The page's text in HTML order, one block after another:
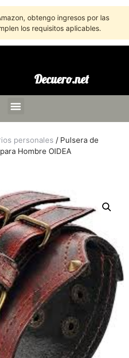
obtengo ingresos por las
los requisitos aplicables.
Decuero.net
personales / Pulsera de
Hombre OIDEA